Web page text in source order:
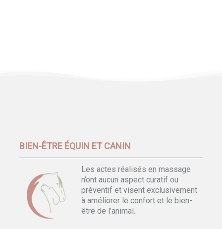
BIEN-ÊTRE ÉQUIN ET CANIN
Les actes réalisés en massage
n’ont aucun aspect curatif ou
préventif et visent exclusivement
à améliorer le confort et le bien-
être de l’animal.